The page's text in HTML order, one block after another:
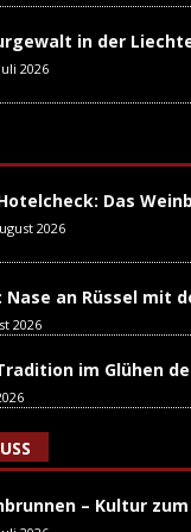
in der
2026
Das
2026
Nase an Rüssel mit
2026
im Glühen
– Kultur